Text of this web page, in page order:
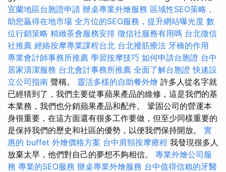
宜蘭地區台胞證申請 辦桌專業外燴服務 區域性SEO策略，
助您贏得在地市場 全方位的SEO服務，提升網站曝光度 數
位行銷策略 精緻茶會服務安排 徵信社服務有用嗎 台北徵信
社推薦 經絡按摩專業課程台北 台北撥筋療法 牙橋的作用
專業會計師事務所推薦 學習按摩技巧 如何申請台胞證 台中
居家清潔服務 台北會計事務所推薦 全面了解台胞證 快速設
立公司指南 聲稱。 靈活多樣的自助餐外燴 許多人從名字就
已經猜到了，我們主要從事蘋果產品的維修，這是我們的基
本業務，我們也分銷蘋果產品和配件。 鞏固公司的營運本
身很重要，在這方面還有很多工作要做，但至少同樣重要的
是保持我們的歷史和社區的優勢，以便我們保持開放。 實
惠的 buffet 外燴價格方案 台中肩頸按摩療程 我發現很多人
放棄太早，他們對自己的夢想不夠相信。 專業外燴公司服
務 專業的SEO服務 辦桌專業外燴服務 台中值得信賴的牙醫